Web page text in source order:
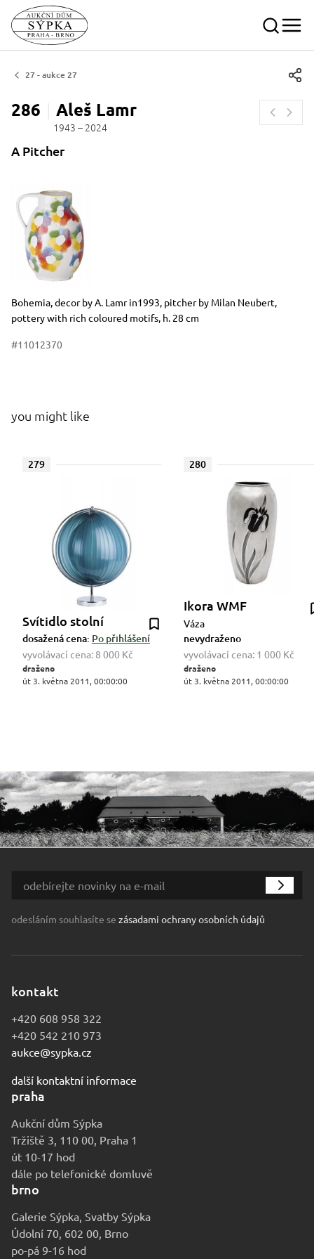
27 - aukce 27
286 Aleš Lamr
1943 – 2024
A Pitcher
Dimensions
Short item description
Bohemia, decor by A. Lamr in1993, pitcher by Milan Neubert,
pottery with rich coloured motifs, h. 28 cm
#11012370
you might like
279
Svítidlo stolní
dosažená cena: Po přihlášení
vyvolávací cena: 8 000 Kč
draženo
út 3. května 2011, 00:00:00
280
Ikora WMF
Váza
nevydraženo
vyvolávací cena: 1 000 Kč
draženo
út 3. května 2011, 00:00:00
odesláním souhlasíte se zásadami ochrany osobních údajů
kontakt
+420 608 958 322
+420 542 210 973
aukce@sypka.cz
další kontaktní informace
praha
Aukční dům Sýpka
Tržiště 3, 110 00, Praha 1
út 10-17 hod
dále po telefonické domluvě
brno
Galerie Sýpka, Svatby Sýpka
Údolní 70, 602 00, Brno
po-pá 9-16 hod